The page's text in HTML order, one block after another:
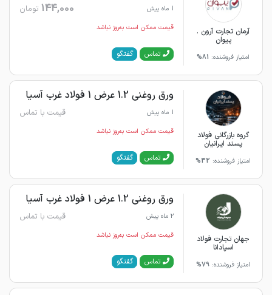
آرمان تجارت آرون .
پیوان
امتیاز فروشنده: 81%
1 ماه پیش 144,000 تومان
قیمت ممکن است به‌روز نباشد
تماس گفتگو
گروه بازرگانی فولاد
پسند ایرانیان
امتیاز فروشنده: 32%
ورق روغنی 1.2 عرض 1 فولاد غرب آسیا
1 ماه پیش قیمت با تماس
قیمت ممکن است به‌روز نباشد
تماس گفتگو
جهان تجارت فولاد
اسپادانا
امتیاز فروشنده: 79%
ورق روغنی 1.2 عرض 1 فولاد غرب آسیا
2 ماه پیش قیمت با تماس
قیمت ممکن است به‌روز نباشد
تماس گفتگو